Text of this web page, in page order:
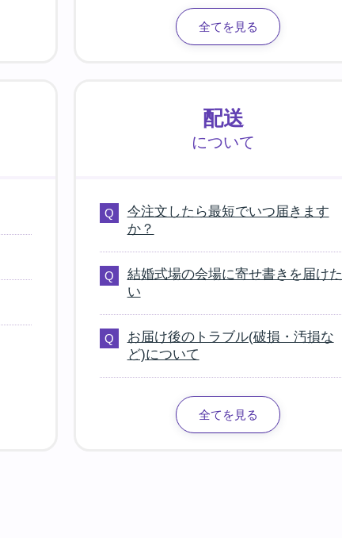
全てを見る
配送
について
今注文したら最短でいつ届きます
か？
結婚式場の会場に寄せ書きを届けた
い
お届け後のトラブル(破損・汚損な
ど)について
全てを見る